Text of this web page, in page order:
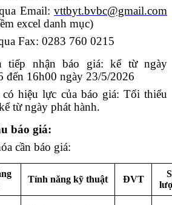
Email: vttbyt.bvbc@gmail.com
excel danh mục)
Fax: 0283 760 0215
tiếp nhận báo giá: kể từ ngày
đến 16h00 ngày 23/5/2026
hiệu lực của báo giá: Tối thiểu
từ ngày phát hành.
báo giá:
cần báo giá:
Tính năng kỹ thuật ĐVT